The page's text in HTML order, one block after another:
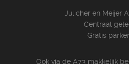
Julicher en Meijer
Centraal
Gratis
Ook via de A73 makkelijk